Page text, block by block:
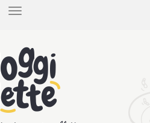
T
G
L
E
N
A
V